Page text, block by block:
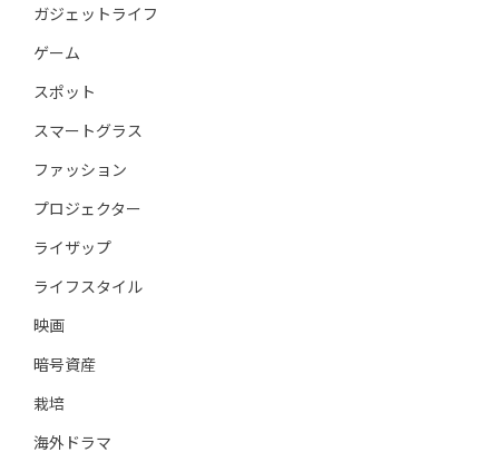
ガジェットライフ
ゲーム
スポット
スマートグラス
ファッション
プロジェクター
ライザップ
ライフスタイル
映画
暗号資産
栽培
海外ドラマ